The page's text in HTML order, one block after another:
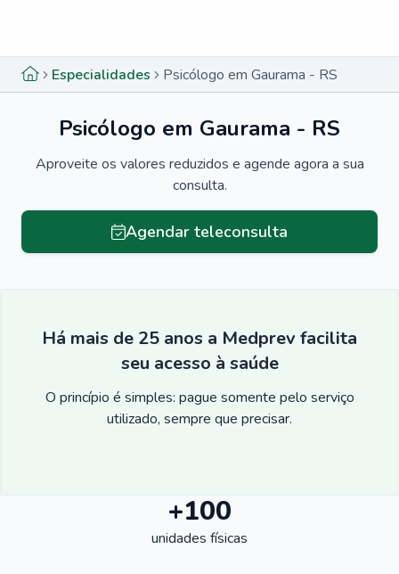
Especialidades Psicólogo em Gaurama - RS
Psicólogo em Gaurama - RS
Aproveite os valores reduzidos e agende agora a sua
consulta.
Agendar teleconsulta
Há mais de 25 anos a Medprev facilita
seu acesso à saúde
O princípio é simples: pague somente pelo serviço
utilizado, sempre que precisar.
+100
unidades físicas